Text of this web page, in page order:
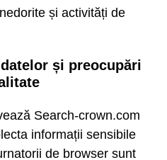
și activități de
și preocupări
Search-crown.com
informații sensibile
de browser sunt